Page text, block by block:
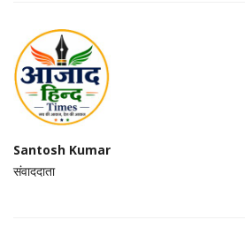
Santosh Kumar
संवाददाता